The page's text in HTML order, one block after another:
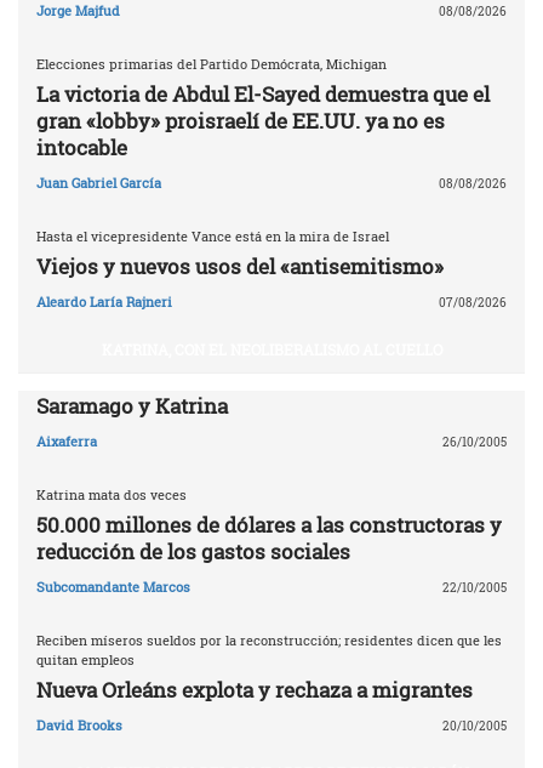
Jorge Majfud 08/08/2026
Elecciones primarias del Partido Demócrata, Michigan
La victoria de Abdul El-Sayed demuestra que el
gran «lobby» proisraelí de EE.UU. ya no es
intocable
Juan Gabriel García 08/08/2026
Hasta el vicepresidente Vance está en la mira de Israel
Viejos y nuevos usos del «antisemitismo»
Aleardo Laría Rajneri 07/08/2026
Saramago y Katrina
Aixaferra 26/10/2005
Katrina mata dos veces
50.000 millones de dólares a las constructoras y
reducción de los gastos sociales
Subcomandante Marcos 22/10/2005
Reciben míseros sueldos por la reconstrucción; residentes dicen que les
quitan empleos
Nueva Orleáns explota y rechaza a migrantes
David Brooks 20/10/2005